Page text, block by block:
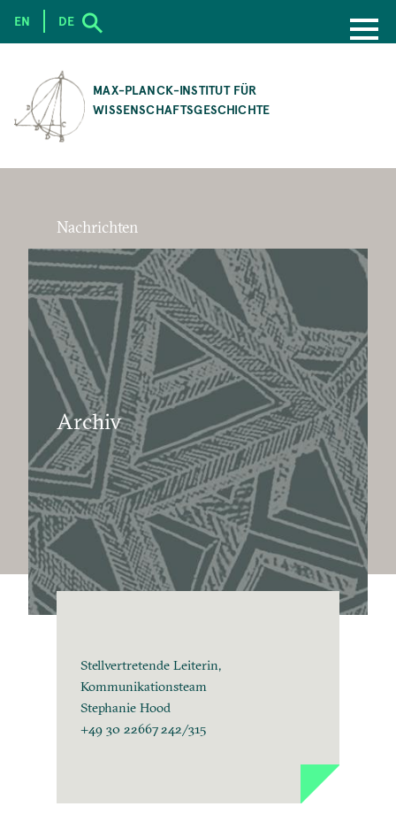
CONTENT
MAX-PLANCK-INSTITUT FÜR
WISSENSCHAFTSGESCHICHTE
EN DE
Nachrichten
Archiv
Stellvertretende Leiterin,
Kommunikationsteam
Stephanie Hood
+49 30 22667 242/315